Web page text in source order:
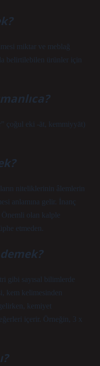
miktar ve meblağ
belirtilebilen ürünler için
niteliklerinin âlemlerin
anlamına gelir. İnanç
Önemli olan kalple
etmeden.
gibi sayısal bilimlerde
kem kelimesinden
kemiyet
içerir. Örneğin, 3 x